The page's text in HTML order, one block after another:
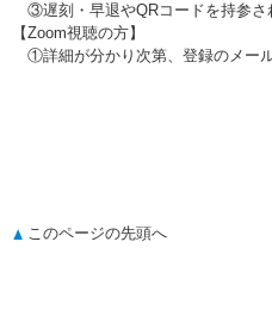
③遅刻・早退やQRコードを持参さ
【Zoom視聴の方】
①詳細が分かり次第、登録のメー
このページの先頭へ